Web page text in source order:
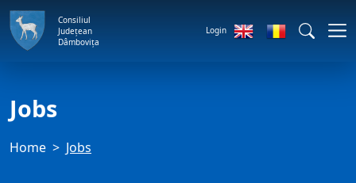
Consiliul
Județean
Dâmbovița
Login
Jobs
Home Jobs